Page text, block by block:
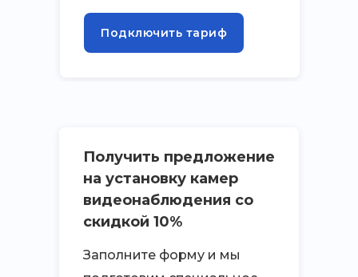
Подключить тариф
Получить предложение
на установку камер
видеонаблюдения со
скидкой 10%
Заполните форму и мы